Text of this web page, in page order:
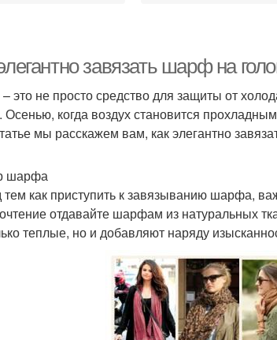
Шарфы в стиле Узлы для шарфа
Шарф с бантами Уход за шарфом
Тонкий шарф
завязать шарф на
это не просто средство для защиты от
Осенью, когда воздух становится
мы расскажем вам, как элегантно
шарфа
как приступить к завязыванию шарфа,
отдавайте шарфам из натуральных
теплые, но и добавляют наряду